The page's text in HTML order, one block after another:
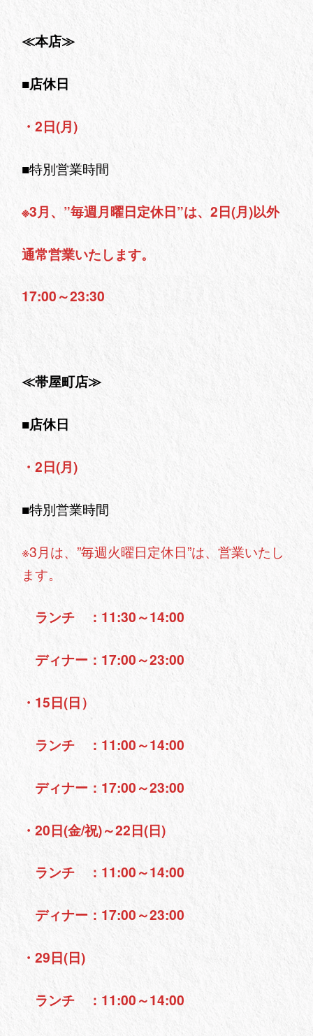
≪本店≫
■店休日
・2日(月)
■特別営業時間
※3月、”毎週月曜日定休日”は、2日(月)以外
通常営業いたします。
17:00～23:30
≪帯屋町店≫
■店休日
・2日(月)
■特別営業時間
※3月は、”毎週火曜日定休日”は、営業いたし
ます。
ランチ ：11:30～14:00
ディナー：17:00～23:00
・15日(日）
ランチ ：11:00～14:00
ディナー：17:00～23:00
・20日(金/祝)～22日(日)
ランチ ：11:00～14:00
ディナー：17:00～23:00
・29日(日)
ランチ ：11:00～14:00